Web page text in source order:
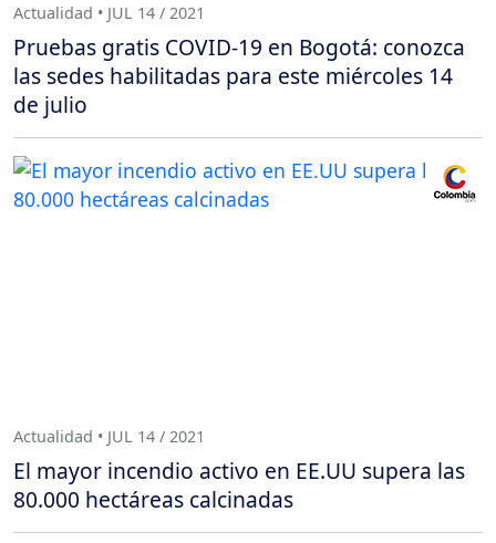
Actualidad • JUL 14 / 2021
Pruebas gratis COVID-19 en Bogotá: conozca
las sedes habilitadas para este miércoles 14
de julio
Actualidad • JUL 14 / 2021
El mayor incendio activo en EE.UU supera las
80.000 hectáreas calcinadas